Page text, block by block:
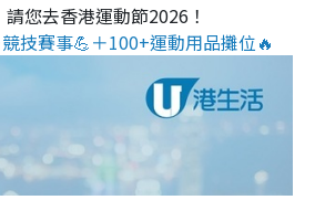
請您去香港運動節2026！
技賽事💪＋100+運動用品攤位🔥